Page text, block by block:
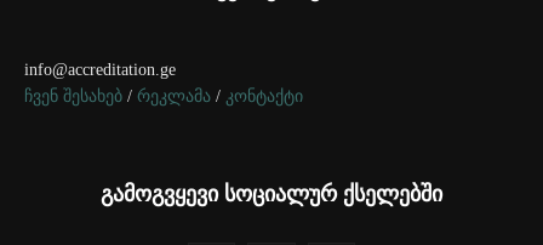
info@accreditation.ge
ჩვენ შესახებ / რეკლამა / კონტაქტი
გამოგვყევი სოციალურ ქსელებში